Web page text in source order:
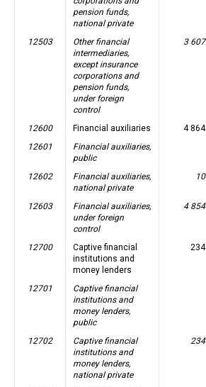
pension funds,
national private
12503
Other financial
intermediaries,
except insurance
corporations and
pension funds,
under foreign
control
3
12600 Financial auxiliaries 4
12601
Financial auxiliaries,
public
12602
Financial auxiliaries,
national private
12603
Financial auxiliaries,
under foreign
control
4
12700
Captive financial
institutions and
money lenders
12701
Captive financial
institutions and
money lenders,
public
12702
Captive financial
institutions and
money lenders,
national private